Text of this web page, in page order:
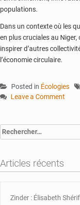
populations.
Dans un contexte où les
en plus cruciales au
inspirer d’autres
l’économie circulaire.
Posted in Écologies
Leave a Comment
:
Dagamanette
déchets
Rechercher :
Articles récents
Zinder : Élisabeth